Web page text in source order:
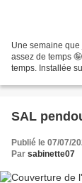
Une semaine
assez de temps
temps. Installée
SAL
Publié le 07/07/
Par sabinette07